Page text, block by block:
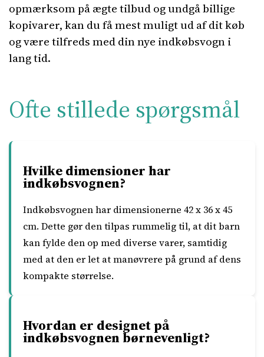
opmærksom på ægte tilbud og undgå billige
kopivarer, kan du få mest muligt ud af dit køb
og være tilfreds med din nye indkøbsvogn i
lang tid.
Ofte stillede spørgsmål
Hvilke dimensioner har
indkøbsvognen?
Indkøbsvognen har dimensionerne 42 x 36 x 45
cm. Dette gør den tilpas rummelig til, at dit barn
kan fylde den op med diverse varer, samtidig
med at den er let at manøvrere på grund af dens
kompakte størrelse.
Hvordan er designet på
indkøbsvognen børnevenligt?